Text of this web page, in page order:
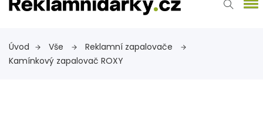
Úvod Vše
Reklamní zapalovače
Kamínkový zapalovač ROXY